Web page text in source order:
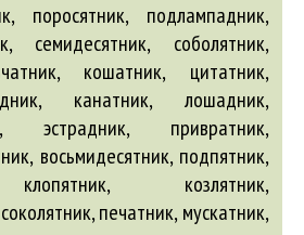
поросятник, подлампадник,
семидесятник, соболятник,
кошатник, цитатник,
канатник, лошадник,
эстрадник, привратник,
восьмидесятник, подпятник,
козлятник,
печатник, мускатник,